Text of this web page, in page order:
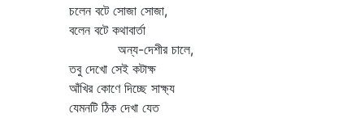
চলেন বটে সোজা সোজা,
বলেন বটে কথাবার্তা
অন্য-দেশীর চালে,
তবু দেখো সেই কটাক্ষ
আঁখির কোণে দিচ্ছে সাক্ষ্য
যেমনটি ঠিক দেখা যেত